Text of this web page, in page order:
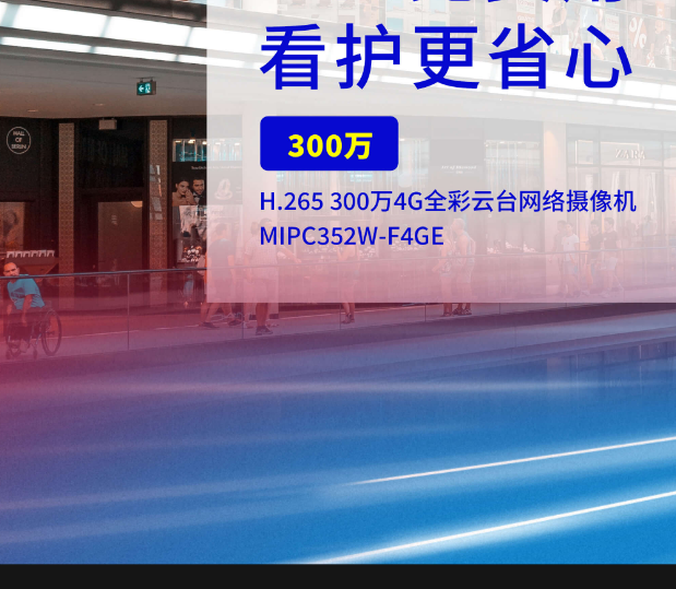
无线扩展
有线路由
安防监控
筒机&半球
无线网络摄像机
球机
4G网络摄像机
电源&太阳能供电
云存储
ADSL接入
光纤接入
便携无线
电力猫
其他产品
无线AP
吸顶AP
室外AP
无线控制器
无线网桥
无线网桥
300万
H.265 300万4G全彩云台网络摄像机
MIPC352W-F4GE